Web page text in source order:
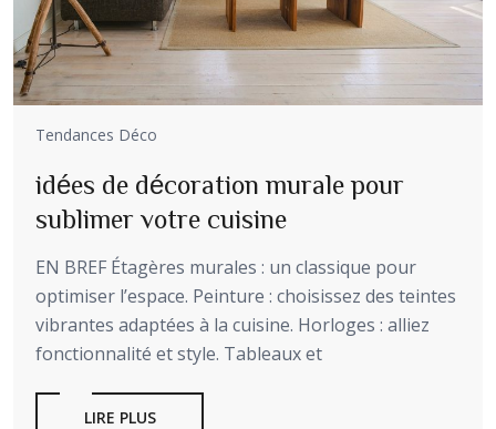
Tendances Déco
idées de décoration murale pour
sublimer votre cuisine
EN BREF Étagères murales : un classique pour
optimiser l’espace. Peinture : choisissez des teintes
vibrantes adaptées à la cuisine. Horloges : alliez
fonctionnalité et style. Tableaux et
LIRE PLUS